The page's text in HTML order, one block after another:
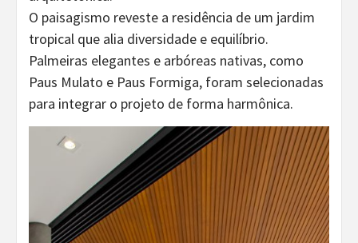
O paisagismo reveste a residência de um jardim
tropical que alia diversidade e equilíbrio.
Palmeiras elegantes e arbóreas nativas, como
Paus Mulato e Paus Formiga, foram selecionadas
para integrar o projeto de forma harmônica.